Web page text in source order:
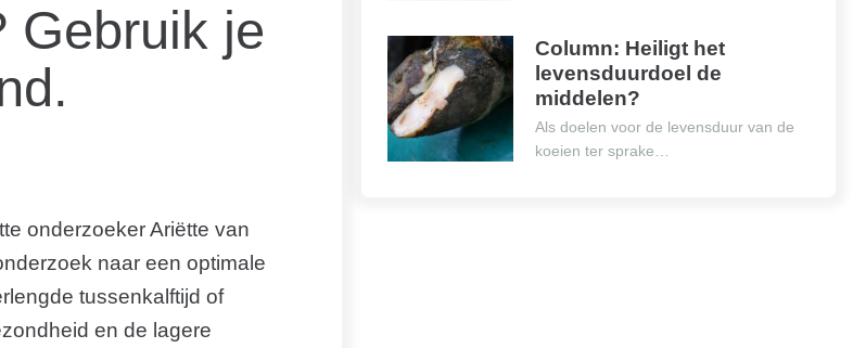
Gebruik je
onderzoeker Ariëtte van
naar een optimale
tussenkalftijd of
en de lagere
Column: Heiligt het
levensduurdoel de
middelen?
Als doelen voor de levensduur van de
koeien ter sprake…